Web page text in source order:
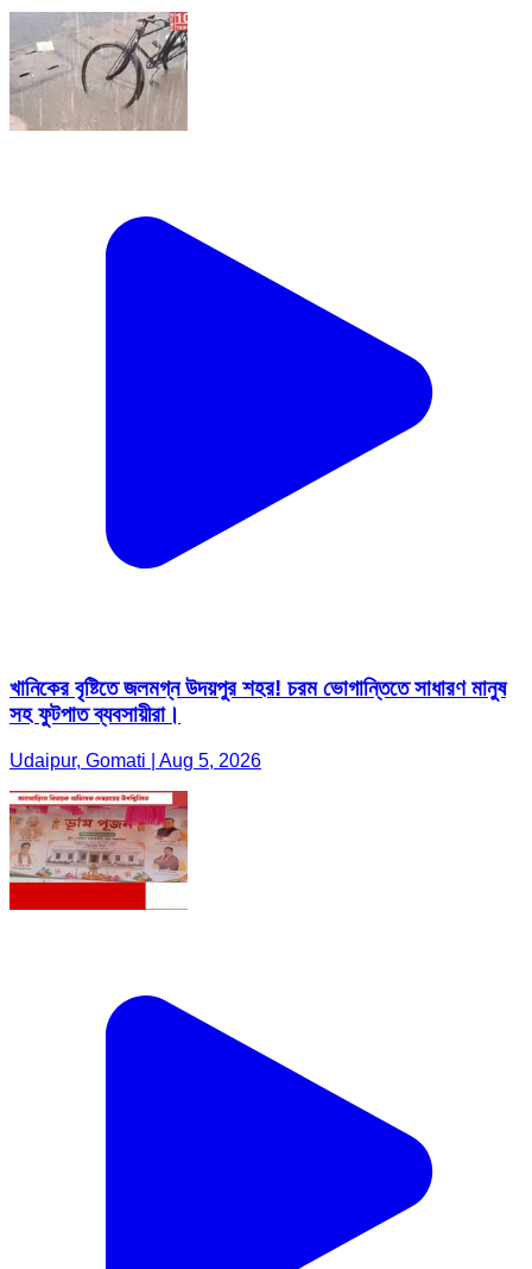
খানিকের বৃষ্টিতে জলমগ্ন উদয়পুর শহর! চরম ভোগান্তিতে সাধারণ মানুষ
সহ ফুটপাত ব্যবসায়ীরা।
Udaipur, Gomati | Aug 5, 2026